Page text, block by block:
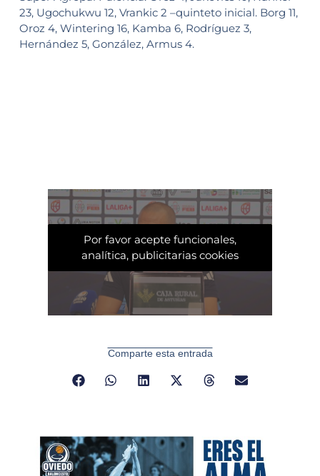
23, Ugochukwu 12, Vrankic 2 –quinteto inicial. Borg 11,
Oroz 4, Wintering 16, Kamba 6, Rodríguez 3,
Hernández 5, González, Armus 4.
Por favor acepte funcionales,
analítica, publicitarias cookies
Comparte esta entrada